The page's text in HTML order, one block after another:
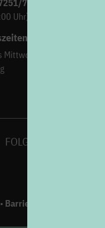
706-222
Uhr)
FOLGEN SIE UNS AUF
Barrierefreiheit